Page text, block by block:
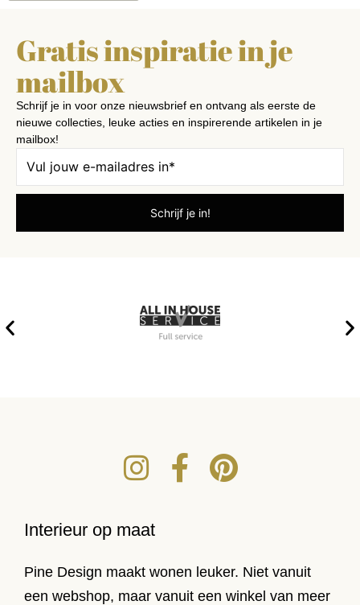
Gratis inspiratie in je
mailbox
Schrijf je in voor onze nieuwsbrief en ontvang als eerste de
nieuwe collecties, leuke acties en inspirerende artikelen in je
mailbox!
Interieur op maat
Pine Design maakt wonen leuker. Niet vanuit
een webshop, maar vanuit een winkel van meer